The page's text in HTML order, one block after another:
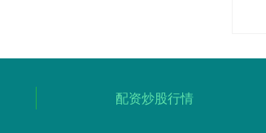
配资炒股行情